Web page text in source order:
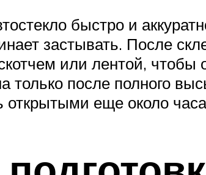
быстро и
застывать. После
или лентой, чтобы
после полного
еще около